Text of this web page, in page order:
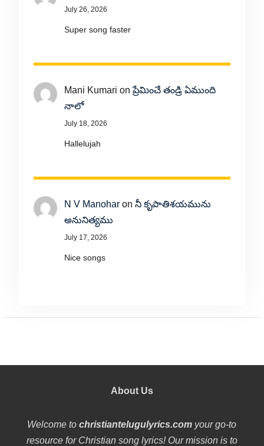
July 26, 2026
Super song faster
Mani Kumari onప్రేమించే తండ్రి ఏముంది
నాలో
July 18, 2026
Hallelujah
N V Manoharon నీ కృపాతిశయమును
అనునిత్యము
July 17, 2026
Nice songs
About Us
Welcome tochristiantelugulyrics.com your go-to
resource for Christian song lyrics! Our mission is to